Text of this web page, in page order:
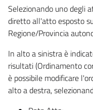
Selezionando uno degli
diretto all'atto esposto
Regione/Provincia
In alto a sinistra è
risultati (Ordinamento
è possibile modificare
alto a destra,